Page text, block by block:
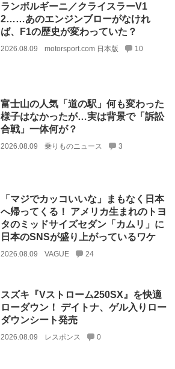
ランボルギーニ／クライスラーV1
2……あのエンジンブローがなけれ
ば、F1の歴史が変わっていた？
2026.08.09 motorsport.com 日本版 10
富士山の人気「道の駅」何も変わった
様子はなかったが…実は背景で「訴訟
合戦」一体何が？
2026.08.09 乗りものニュース 3
「マジでカッコいいな」まもなく日本
へ帰ってくる！ アメリカ生まれのトヨ
タのミッドサイズセダン「カムリ」に
日本のSNSが盛り上がっているワケ
2026.08.09 VAGUE 24
スズキ『Vストローム250SX』を快適
ローダウン！ デイトナ、ゲル入りロー
ダウンシート発売
2026.08.09 レスポンス 0